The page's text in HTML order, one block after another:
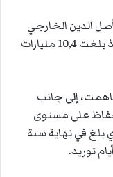
الدين الخارجي
طويل الأجل ظلت في مستويات مرتفعة، إذ بلغت 10,4 مليارات
إلى جانب
على مستوى
بلغ في نهاية سنة